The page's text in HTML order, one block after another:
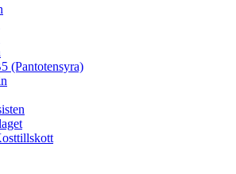
(Pantotensyra)